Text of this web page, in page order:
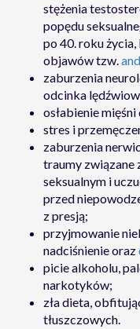
stężenia
popędu
po 40. roku
objawów tzw.
zaburzenia
odcinka
osłabienie
stres i
zaburzenia
traumy związane
seksualnym i
przed
z presją;
przyjmowanie
nadciśnienie oraz
picie alkoholu,
narkotyków;
zła dieta,
tłuszczowych.